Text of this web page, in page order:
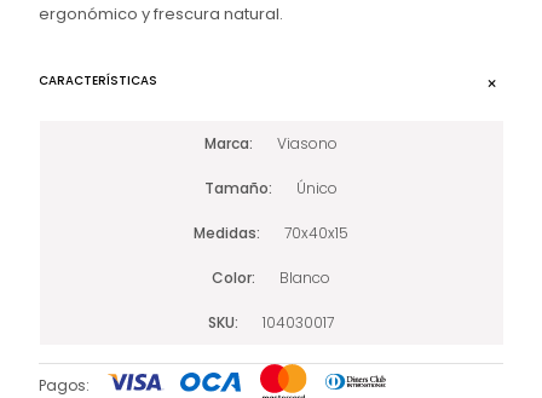
ergonómico y frescura natural.
CARACTERÍSTICAS
Marca Viasono
Tamaño Único
Medidas 70x40x15
Color Blanco
SKU 104030017
Pagos: